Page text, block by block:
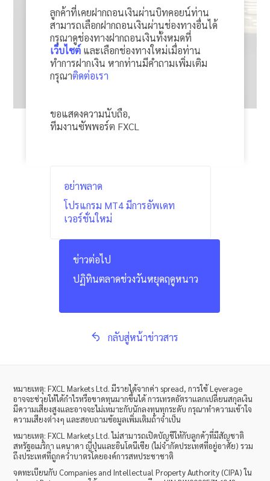
ลูกค้าที่เคยฝากถอนเงินผ่านบิทคอยน์ท่าน
สามารถเลือกฝากถอนเงินผ่านช่องทางอื่นได้
กรุณาดูช่องทางฝากถอนเงินทั้งหมดที่
เว็บไซต์และเลือกช่องทางใหม่เมื่อท่าน
ทำการฝากเงิน หากท่านมีคำถามเพิ่มเติม
กรุณาติดต่อเรา
ขอแสดงความนับถือ,
ทีมงานซัพพอร์ต FXCL
อย่าพลาด
โปรแกรม MT4 มีการอัพเดท
เวอร์ชั่นใหม่
ข่าวต่อไป
ปฏิทินตลาดช่วงวันหยุดฤดูหนาว
กลับสู่หน้าข่าวสาร
หมายเหตุ: FXCL Markets Ltd. มีรายได้จากค่า spread, การใช้Leverage
อาจจะช่วยให้ได้กำไรหรือขาดทุนมากขึ้นได้ การเทรดอัตราแลกเปลี่ยนสกุลเงิน
มีความเสี่ยงสูงและอาจจะไม่เหมาะกับนักลงทุนทุกระดับ กรุณาทำความเข้าใจ
ความเสียงต่างๆ และสอบถามข้อมูลเพิ่มเติมถ้าจำเป็น
หมายเหตุ: FXCL Markets Ltd.ไม่สามารถเปิดบัญชีให้กับลูกค้าที่มีสัญชาติ
สหรัฐอเมริกา แคนาดา ญี่ปุ่นและอินโดนีเซีย (ไม่จำกัดประเทศที่อยู่อาศัย) รวม
ถึงประเทศที่ถูกคว่ำบาตรโดยองค์การสหประชาชาติ
จดทะเบียนกับ Companies and Intellectual Property Authority (CIPA) ใน